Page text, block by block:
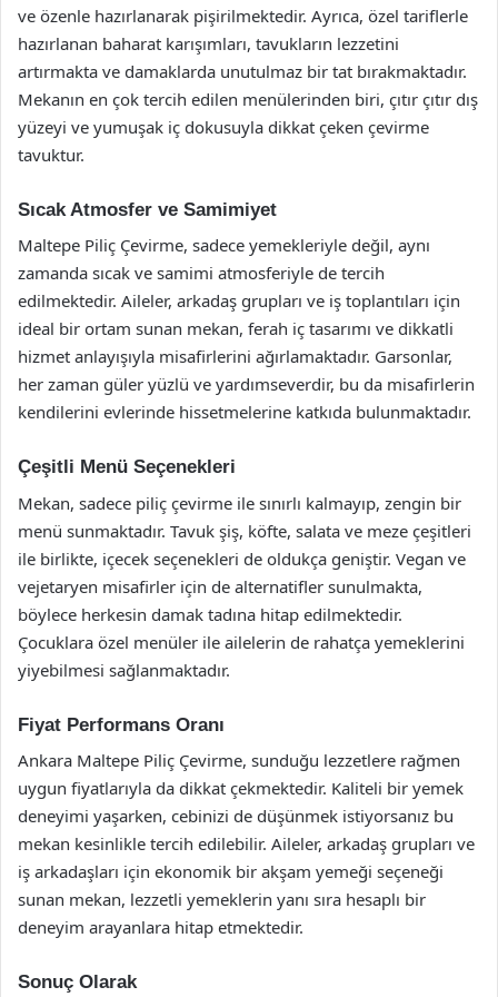
ve özenle hazırlanarak pişirilmektedir. Ayrıca, özel tariflerle
hazırlanan baharat karışımları, tavukların lezzetini
artırmakta ve damaklarda unutulmaz bir tat bırakmaktadır.
Mekanın en çok tercih edilen menülerinden biri, çıtır çıtır dış
yüzeyi ve yumuşak iç dokusuyla dikkat çeken çevirme
tavuktur.
Sıcak Atmosfer ve Samimiyet
Maltepe Piliç Çevirme, sadece yemekleriyle değil, aynı
zamanda sıcak ve samimi atmosferiyle de tercih
edilmektedir. Aileler, arkadaş grupları ve iş toplantıları için
ideal bir ortam sunan mekan, ferah iç tasarımı ve dikkatli
hizmet anlayışıyla misafirlerini ağırlamaktadır. Garsonlar,
her zaman güler yüzlü ve yardımseverdir, bu da misafirlerin
kendilerini evlerinde hissetmelerine katkıda bulunmaktadır.
Çeşitli Menü Seçenekleri
Mekan, sadece piliç çevirme ile sınırlı kalmayıp, zengin bir
menü sunmaktadır. Tavuk şiş, köfte, salata ve meze çeşitleri
ile birlikte, içecek seçenekleri de oldukça geniştir. Vegan ve
vejetaryen misafirler için de alternatifler sunulmakta,
böylece herkesin damak tadına hitap edilmektedir.
Çocuklara özel menüler ile ailelerin de rahatça yemeklerini
yiyebilmesi sağlanmaktadır.
Fiyat Performans Oranı
Ankara Maltepe Piliç Çevirme, sunduğu lezzetlere rağmen
uygun fiyatlarıyla da dikkat çekmektedir. Kaliteli bir yemek
deneyimi yaşarken, cebinizi de düşünmek istiyorsanız bu
mekan kesinlikle tercih edilebilir. Aileler, arkadaş grupları ve
iş arkadaşları için ekonomik bir akşam yemeği seçeneği
sunan mekan, lezzetli yemeklerin yanı sıra hesaplı bir
deneyim arayanlara hitap etmektedir.
Sonuç Olarak